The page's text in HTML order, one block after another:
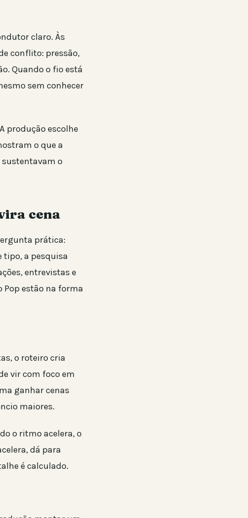
claro. Às
conflito: pressão,
Quando o fio está
sem conhecer
produção escolhe
o que a
sustentavam o
cena
prática:
tipo, a pesquisa
entrevistas e
Pop estão na forma
o roteiro cria
vir com foco em
ganhar cenas
maiores.
o ritmo acelera, o
dá para
é calculado.